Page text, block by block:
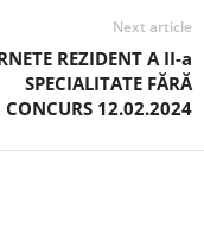
Next article
REZIDENT A II-a
SPECIALITATE FĂRĂ
CONCURS 12.02.2024